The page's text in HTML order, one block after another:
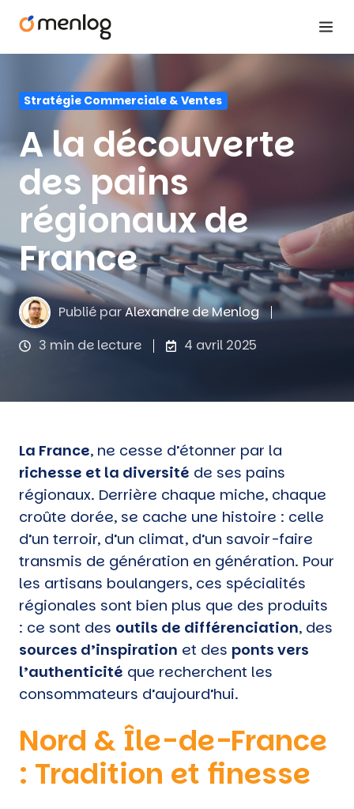
Stratégie Commerciale & Ventes
A la découverte
des pains
régionaux de
France
Publié parAlexandre de Menlog
3 min de lecture
4 avril 2025
La France, ne cesse d’étonner par la
richesse et la diversité de ses pains
régionaux. Derrière chaque miche, chaque
croûte dorée, se cache une histoire : celle
d’un terroir, d’un climat, d’un savoir-faire
transmis de génération en génération. Pour
les artisans boulangers, ces spécialités
régionales sont bien plus que des produits
: ce sont des outils de différenciation, des
sources d’inspiration et des ponts vers
l’authenticité que recherchent les
consommateurs d’aujourd’hui.
Nord & Île-de-France
: Tradition et finesse